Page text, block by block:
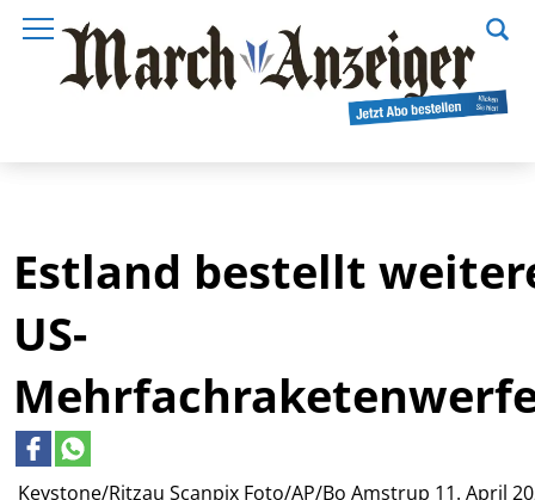
Keystone/Ritzau Scanpix Foto/AP/Bo Amstrup 11. April
Estland bestellt
US-